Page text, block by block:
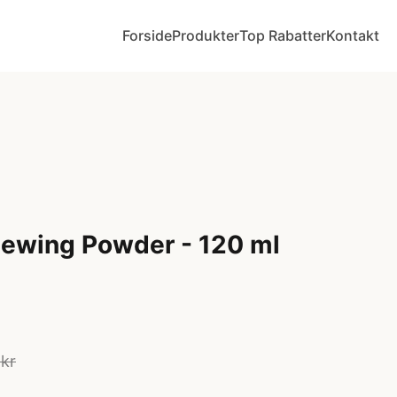
ForsideProdukterTop RabatterKontakt
Powder - 120 ml